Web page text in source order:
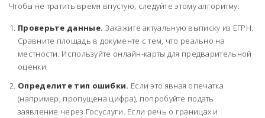
Чтобы не тратить время впустую, следуйте этому алгоритму:
Проверьте данные. Закажите актуальную выписку из ЕГРН.
Сравните площадь в документе с тем, что реально на
местности. Используйте онлайн-карты для предварительной
оценки.
Определите тип ошибки. Если это явная опечатка
(например, пропущена цифра), попробуйте подать
заявление через Госуслуги. Если речь о границах и